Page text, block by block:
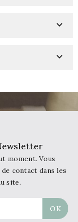


moment. Vous
contact dans les
site.